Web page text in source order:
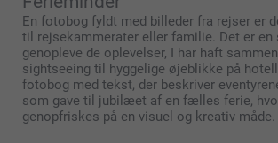
En fotobog fyldt med billeder fra rejser er
til rejsekammerater eller familie. Det er en
genopleve de oplevelser, I har haft
sightseeing til hyggelige øjeblikke på
fotobog med tekst, der beskriver
som gave til jubilæet af en fælles ferie,
genopfriskes på en visuel og kreativ måde.